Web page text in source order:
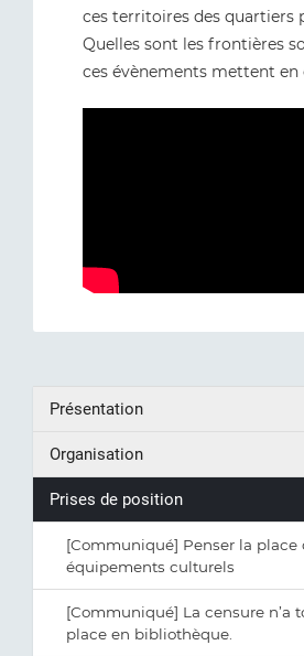
ces territoires des quartiers
Quelles sont les frontières
ces évènements mettent en
Présentation
Organisation
Prises de position
[Communiqué] Penser la place
équipements culturels
[Communiqué] La censure n’a
place en bibliothèque.